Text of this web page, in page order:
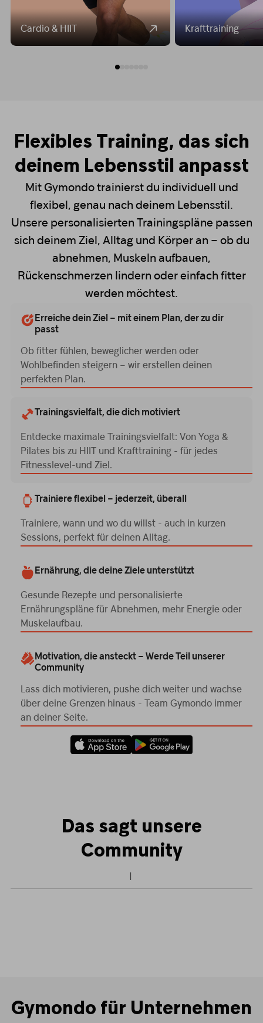
Cardio & HIIT Krafttraining
Flexibles Training, das sich
deinem Lebensstil anpasst
Mit Gymondo trainierst du individuell und
flexibel, genau nach deinem Lebensstil.
Unsere personalisierten Trainingspläne passen
sich deinem Ziel, Alltag und Körper an – ob du
abnehmen, Muskeln aufbauen,
Rückenschmerzen lindern oder einfach fitter
werden möchtest.
Erreiche dein Ziel – mit einem Plan, der zu dir
passt
Ob fitter fühlen, beweglicher werden oder
Wohlbefinden steigern – wir erstellen deinen
perfekten Plan.
Trainingsvielfalt, die dich motiviert
Entdecke maximale Trainingsvielfalt: Von Yoga &
Pilates bis zu HIIT und Krafttraining - für jedes
Fitnesslevel-und Ziel.
Trainiere flexibel – jederzeit, überall
Trainiere, wann und wo du willst - auch in kurzen
Sessions, perfekt für deinen Alltag.
Ernährung, die deine Ziele unterstützt
Gesunde Rezepte und personalisierte
Ernährungspläne für Abnehmen, mehr Energie oder
Muskelaufbau.
Motivation, die ansteckt – Werde Teil unserer
Community
Lass dich motivieren, pushe dich weiter und wachse
über deine Grenzen hinaus - Team Gymondo immer
an deiner Seite.
Das sagt unsere
Community
Gymondo für Unternehmen